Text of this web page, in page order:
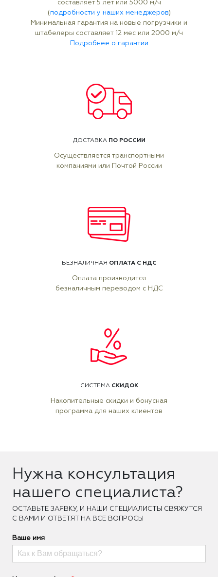
составляет 5 лет или 5000 м/ч
(подробности у наших менеджеров)
Минимальная гарантия на новые погрузчики и
штабелеры составляет 12 мес или 2000 м/ч
Подробнее о гарантии
ДОСТАВКА ПО РОССИИ
Осуществляется транспортными
компаниями или Почтой России
БЕЗНАЛИЧНАЯ ОПЛАТА С НДС
Оплата производится
безналичным переводом с НДС
СИСТЕМА СКИДОК
Накопительные скидки и бонусная
программа для наших клиентов
Нужна консультация
нашего специалиста?
ОCТАВЬТЕ ЗАЯВКУ, И НАШИ СПЕЦИАЛИСТЫ СВЯЖУТСЯ
С ВАМИ И ОТВЕТЯТ НА ВСЕ ВОПРОСЫ
Ваше имя